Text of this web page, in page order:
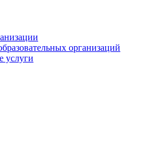
организаций
услуги